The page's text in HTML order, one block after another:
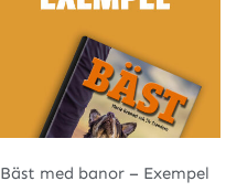
Bäst med banor – Exempel